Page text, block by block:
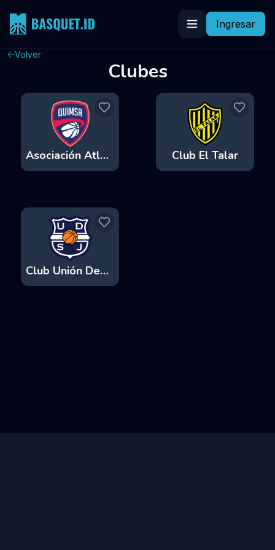
Ingresar
Volver
Clubes
Asociación Atlética Quimsa Club El Talar
Club Unión Deportiva San José